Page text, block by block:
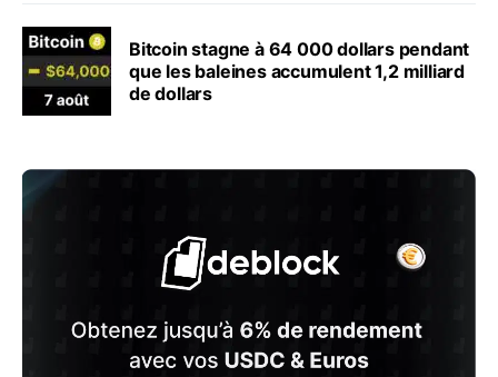
Bitcoin stagne à 64 000 dollars pendant
que les baleines accumulent 1,2 milliard
de dollars